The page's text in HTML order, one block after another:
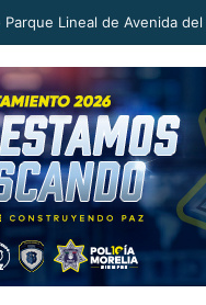
del ex alcalde Carlos Manzo